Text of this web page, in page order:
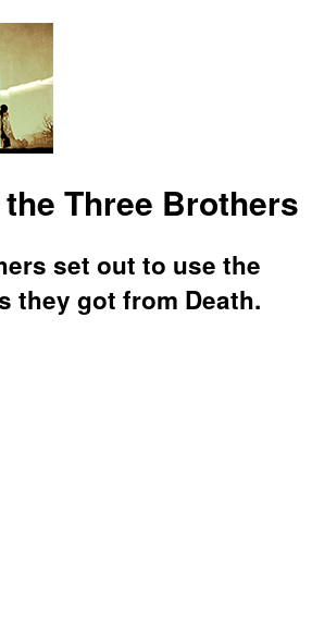
Three Brothers
set out to use the
they got from Death.